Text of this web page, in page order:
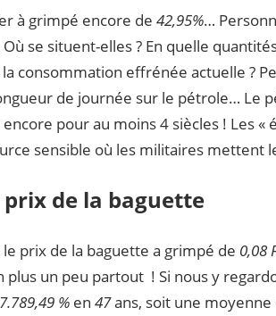
à grimpé encore de 42,95%…
se situent-elles ? En quelle
consommation effrénée actuelle ?
de journée sur le pétrole… Le
encore pour au moins 4 siècles ! Les
sensible où les militaires
de la baguette
prix de la baguette a grimpé de 0,08
plus un peu partout ! Si nous y
7.789,49 %en 47ans, soit une moyenne